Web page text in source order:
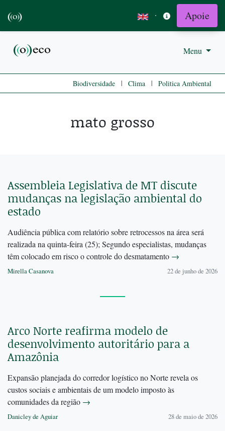
· Apoie
Menu
Biodiversidade | Clima | Politica Ambiental
mato grosso
Assembleia Legislativa de MT discute
mudanças na legislação ambiental do
estado
Audiência pública com relatório sobre retrocessos na área será
realizada na quinta-feira (25); Segundo especialistas, mudanças
têm colocado em risco o controle do desmatamento →
Mirella Casanova 22 de junho de 2026
Arco Norte reafirma modelo de
desenvolvimento autoritário para a
Amazônia
Expansão planejada do corredor logístico no Norte revela os
custos sociais e ambientais de um modelo imposto às
comunidades da região →
Danicley de Aguiar 28 de maio de 2026